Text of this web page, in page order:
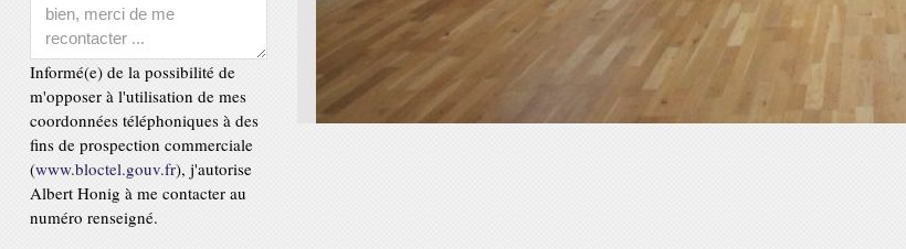
Informé(e) de la possibilité de
m'opposer à l'utilisation de mes
coordonnées téléphoniques à des
fins de prospection commerciale
(www.bloctel.gouv.fr), j'autorise
Albert Honig à me contacter au
numéro renseigné.